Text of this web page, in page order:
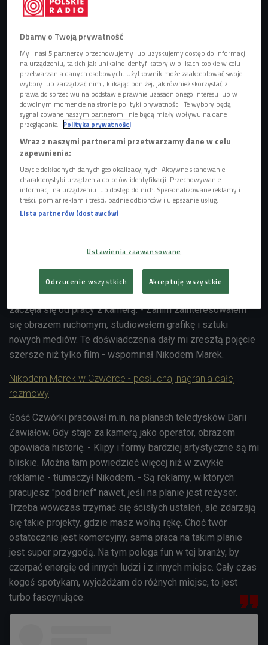
Kamera i klaps na planie filmowym/zdj. ilustracyjne Foto: Shutterstock.com
Nikodem Marek to twórca obrazu, operator, reżyser i autor
wizualnych światów, które współtworzą język
współczesnej kultury. Odpowiedzialny jest m.in. za
Warszawie. Niebawem zacznie pracę na planie swojego
jako reżyser, bądź operator filmowy. - Ja po prostu lubię
robić rzeczy - mówił gość Czwórki. Jego kariera zawodowa
zaczęła się od pracy z kamerą. - Zanim zainteresowałem
się obrazem ruchomym, studiowałem grafikę i sztuki
nowych mediów. Te doświadczenia dały mi zresztą pojęcie
szersze niż tylko film - wspominał Nikodem Marek.
Nikodem Marek w Czwórce - posłuchaj nagrania całej
rozmowy
Gość Czwórki pracował m.in. na planach teledysków Darii
Zawiałow. Gdy staje za kamerą jako operator, obrazem
opowiada historię. - Klipy i formy bardziej artystyczne są mi
bliskie. Można tam powiedzieć więcej niż w zwykłe
reklamie - tłumaczył Nikodem. - Są reklamy, w których
pracujesz "pod brief" nawet, jeśli na planie jest reżyser.
Trzeba wówczas trzymać się ścisłych ustaleń, ale zdarzają
się takie projekty, gdzie masz wolną rękę. Choć twór
ostatecznie jest komercyjny, sama praca na takim planie
jest super przygodą. Na tym polega fun w tej branży, by
czerpać energię od innych ludzi i z innych miejsc. Cały czas
kogoś spotykam, wyjeżdżam do różnych miejsc, to jest
turbo fascynujące.
Dbamy o Twoją prywatność
My i nasi5 partnerzy przechowujemy lub uzyskujemy dostęp do informacji
na urządzeniu, takich jak unikalne identyfikatory w plikach cookie w celu
przetwarzania danych osobowych. Użytkownik może zaakceptować swoje
wybory lub zarządzać nimi, klikając poniżej, jak również skorzystać z
prawa do sprzeciwu na podstawie prawnie uzasadnionego interesu lub w
dowolnym momencie na stronie polityki prywatności. Te wybory będą
sygnalizowane naszym partnerom i nie będą miały wpływu na dane
przeglądania. Polityka prywatności
Wraz z naszymi partnerami przetwarzamy dane w celu
zapewnienia:
Użycie dokładnych danych geolokalizacyjnych. Aktywne skanowanie
charakterystyki urządzenia do celów identyfikacji. Przechowywanie
informacji na urządzeniu lub dostęp do nich. Spersonalizowane reklamy i
treści, pomiar reklam i treści, badnie odbiorców i ulepszanie usług.
Lista partnerów (dostawców)
Ustawienia zaawansowane
Odrzucenie wszystkich Akceptuję wszystkie